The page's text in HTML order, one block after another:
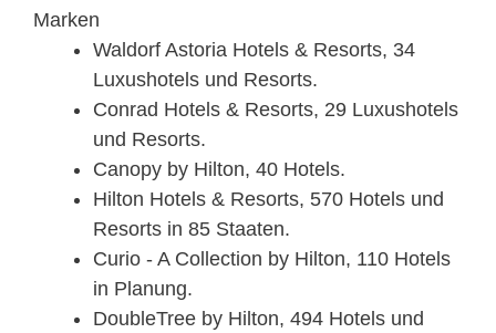
Marken
Waldorf Astoria Hotels & Resorts, 34
Luxushotels und Resorts.
Conrad Hotels & Resorts, 29 Luxushotels
und Resorts.
Canopy by Hilton, 40 Hotels.
Hilton Hotels & Resorts, 570 Hotels und
Resorts in 85 Staaten.
Curio - A Collection by Hilton, 110 Hotels
in Planung.
DoubleTree by Hilton, 494 Hotels und